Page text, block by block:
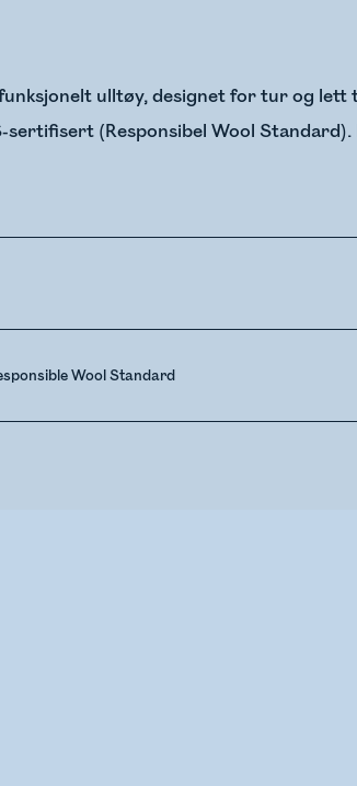
ulltøy, designet for tur og lett
sertifisert (Responsibel Wool
Wool Standard